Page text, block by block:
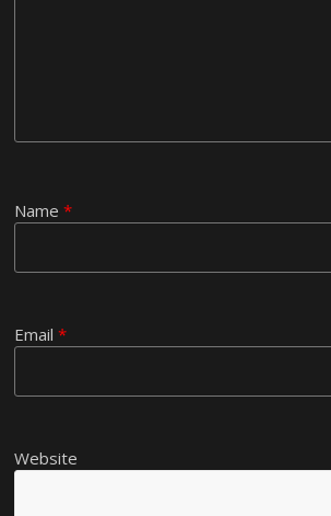
Name*
Email*
Website